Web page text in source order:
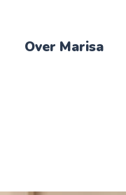
Over Marisa